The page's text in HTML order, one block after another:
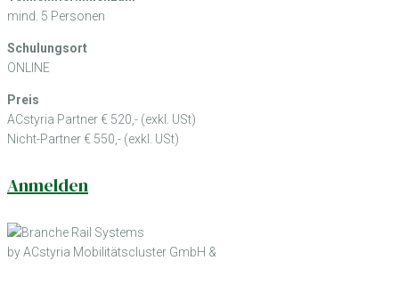
mind. 5 Personen
Schulungsort
ONLINE
Preis
ACstyria Partner € 520,- (exkl. USt)
Nicht-Partner € 550,- (exkl. USt)
Anmelden
by ACstyria Mobilitätscluster GmbH &